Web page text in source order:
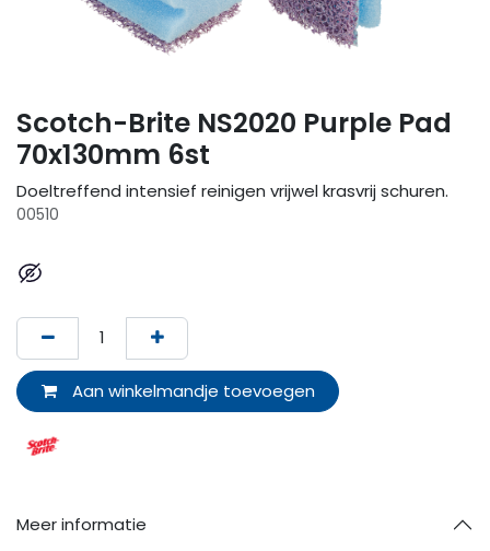
Scotch-Brite NS2020 Purple Pad
70x130mm 6st
Doeltreffend intensief reinigen vrijwel krasvrij schuren.
00510
Aan winkelmandje toevoegen
Meer informatie